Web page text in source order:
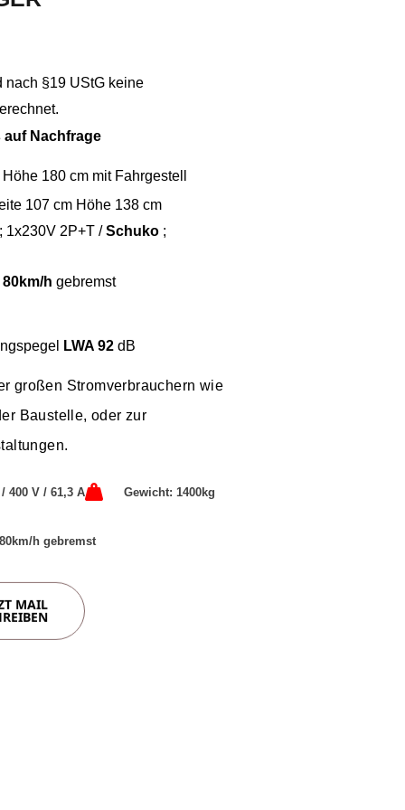
nach §19 UStG keine
auf Nachfrage
180 cm mit Fahrgestell
107 cm Höhe 138 cm
1x230V 2P+T /Schuko ;
80km/h gebremst
LWA 92 dB
großen Stromverbrauchern wie
Baustelle, oder zur
400 V / 61,3 A
Gewicht: 1400kg
h gebremst
MAIL